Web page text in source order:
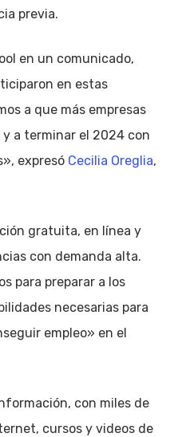
previa.
en un comunicado,
en estas
a que más empresas
a terminar el 2024 con
expresó Cecilia Oreglia,
gratuita, en línea y
con demanda alta.
para preparar a los
necesarias para
empleo» en el
con miles de
cursos y videos de